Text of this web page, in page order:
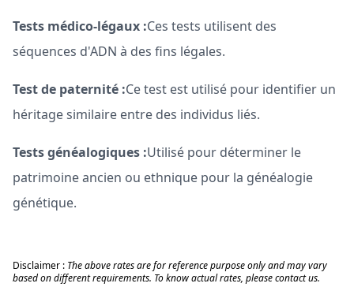
Tests médico-légaux :Ces tests utilisent des
séquences d'ADN à des fins légales.
Test de paternité :Ce test est utilisé pour identifier un
héritage similaire entre des individus liés.
Tests généalogiques :Utilisé pour déterminer le
patrimoine ancien ou ethnique pour la généalogie
génétique.
Disclaimer : The above rates are for reference purpose only and may vary
based on different requirements. To know actual rates, please contact us.